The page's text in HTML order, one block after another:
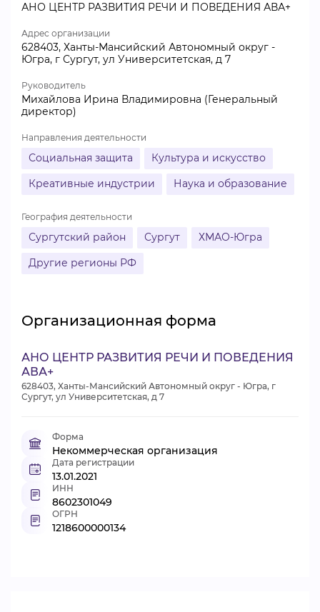
АНО ЦЕНТР РАЗВИТИЯ РЕЧИ И ПОВЕДЕНИЯ АВА+
Адрес организации
628403, Ханты-Мансийский Автономный округ -
Югра, г Сургут, ул Университетская, д 7
Руководитель
Михайлова Ирина Владимировна (Генеральный
директор)
Направления деятельности
Социальная защита
Культура и искусство
Креативные индустрии
Наука и образование
География деятельности
Сургутский район Сургут
ХМАО-Югра
Другие регионы РФ
Организационная форма
АНО ЦЕНТР РАЗВИТИЯ РЕЧИ И ПОВЕДЕНИЯ
АВА+
628403, Ханты-Мансийский Автономный округ - Югра, г
Сургут, ул Университетская, д 7
Форма
Некоммерческая организация
Дата регистрации
13.01.2021
ИНН
8602301049
ОГРН
1218600000134